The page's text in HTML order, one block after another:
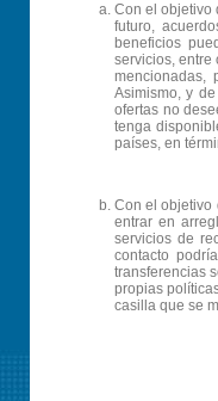
Con el objetivo
futuro,
beneficios
servicios, entre
mencionadas,
Asimismo, y
ofertas no
tenga
países, en
Con el objetivo
entrar en
servicios de
contacto
transferencias
propias
casilla que se